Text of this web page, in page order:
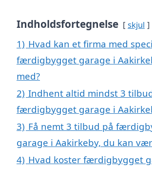
Indholdsfortegnelse skjul
1) Hvad kan et firma med
færdigbygget garage i
med?
2) Indhent altid mindst 3
færdigbygget garage i
3) Få nemt 3 tilbud på
garage i Aakirkeby, du kan
4) Hvad koster færdigbygget